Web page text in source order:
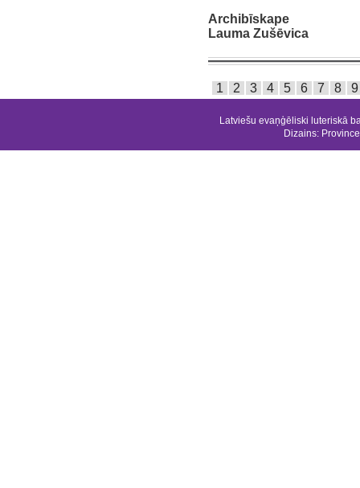
Archibīskape
Lauma Zušēvica
1 2 3 4 5 6 7 8 9
Latviešu evaņģēliski luteriskā
Dizains: